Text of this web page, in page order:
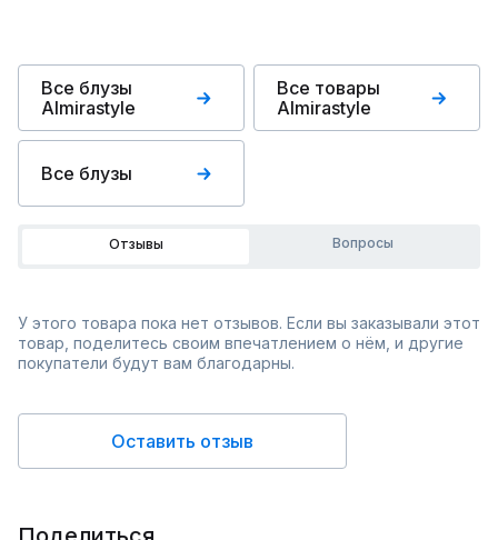
Все блузы
Almirastyle
Все товары
Almirastyle
Все блузы
Отзывы Вопросы
У этого товара пока нет отзывов. Если вы заказывали этот
товар, поделитесь своим впечатлением о нём, и другие
покупатели будут вам благодарны.
Оставить отзыв